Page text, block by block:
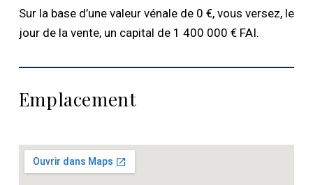
Sur la base d’une valeur vénale de 0 €, vous versez, le
jour de la vente, un capital de 1 400 000 € FAI.
Emplacement